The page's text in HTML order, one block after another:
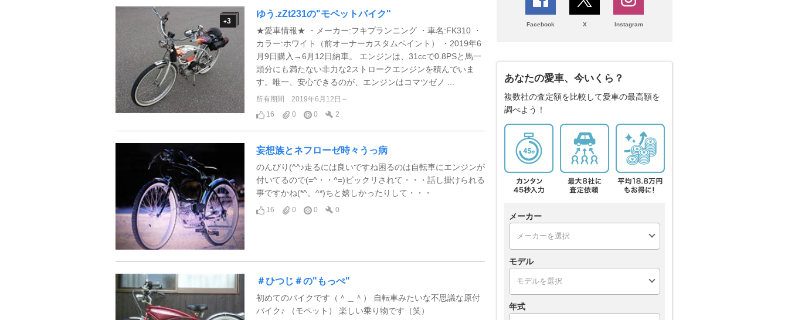
+3
ゆう.zZt231の"モペットバイク"
★愛車情報★ ・メーカー:フキプランニング ・車名:FK310 ・
カラー:ホワイト（前オーナーカスタムペイント） ・2019年6
月9日購入→6月12日納車。 エンジンは、31ccで0.8PSと馬一
頭分にも満たない非力な2ストロークエンジンを積んでいま
す。唯一、安心できるのが、エンジンはコマツゼノ ...
所有期間
2019年6月12日～
16
0 0 2
妄想族とネフローゼ時々うっ病
のんびり(^^♪走るには良いですね困るのは自転車にエンジンが
付いてるので(=^・・^=)ビックリされて・・・話し掛けられる
事ですかね(*^。^*)ちと嬉しかったりして・・・
16 0 0 0
＃ひつじ＃の"もっぺ"
初めてのバイクです（＾＿＾） 自転車みたいな不思議な原付
バイク♪ （モペット） 楽しい乗り物です（笑）
Facebook X Instagram
あなたの愛車、今いくら？
複数社の査定額を比較して愛車の最高額を
調べよう！
メーカー
モデル
年式